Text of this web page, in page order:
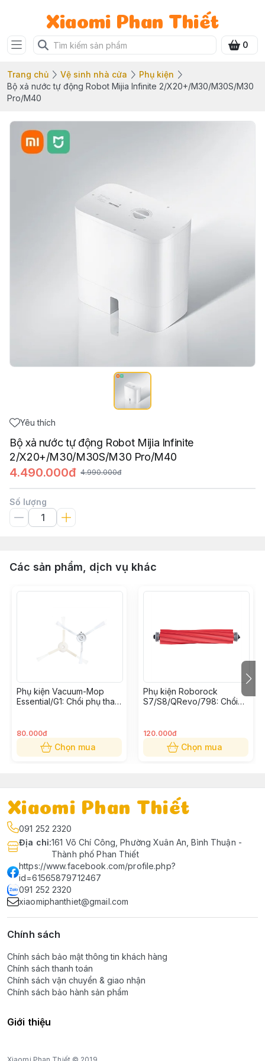
Xiaomi Phan Thiết
0
Trang chủ Vệ sinh nhà cửa
Phụ kiện
Bộ xả nước tự động Robot Mijia Infinite 2/X20+/M30/M30S/M30
Pro/M40
Yêu thích
Bộ xả nước tự động Robot Mijia Infinite
2/X20+/M30/M30S/M30 Pro/M40
4.490.000đ 4.990.000đ
Số lượng
Các sản phẩm, dịch vụ khác
Phụ kiện Vacuum-Mop
Essential/G1: Chổi phụ thay
80.000đ
Chọn mua
Phụ kiện Roborock
S7/S8/QRevo/798: Chổi
120.000đ
Chọn mua
Xiaomi Phan Thiết
091 252 2320
Địa chỉ:161 Võ Chí Công, Phường Xuân An, Bình Thuận -
Thành phố Phan Thiết
https://www.facebook.com/profile.php?
id=61565879712467
091 252 2320
xiaomiphanthiet@gmail.com
Chính sách
Chính sách bảo mật thông tin khách hàng
Chính sách thanh toán
Chính sách vận chuyển & giao nhận
Chính sách bảo hành sản phẩm
Giới thiệu